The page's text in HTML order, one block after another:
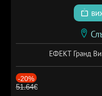
ЕФЕКТ Гранд
-20%
51.64€